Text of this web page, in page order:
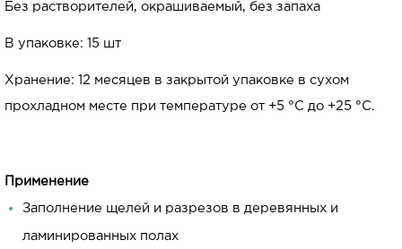
Без растворителей, окрашиваемый, без запаха
В упаковке: 15 шт
Хранение: 12 месяцев в закрытой упаковке в сухом
прохладном месте при температуре от +5 °C до +25 °C.
Применение
Заполнение щелей и разрезов в деревянных и
ламинированных полах